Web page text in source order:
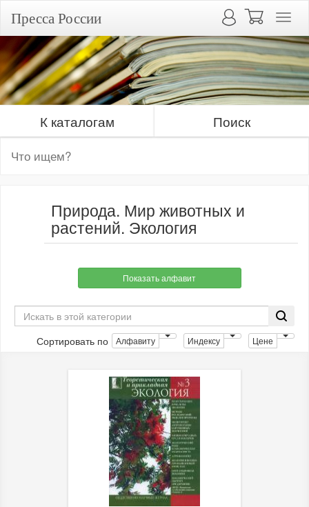
Пресса России
К каталогам Поиск
Природа. Мир животных и
растений. Экология
Показать алфавит
Сортировать по Алфавиту Индексу Цене